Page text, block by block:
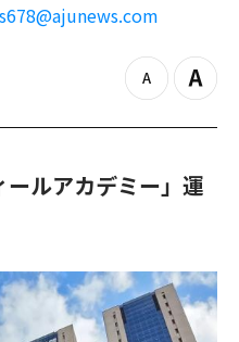
z
o
u
Z
o
n
ルアカデミー」運